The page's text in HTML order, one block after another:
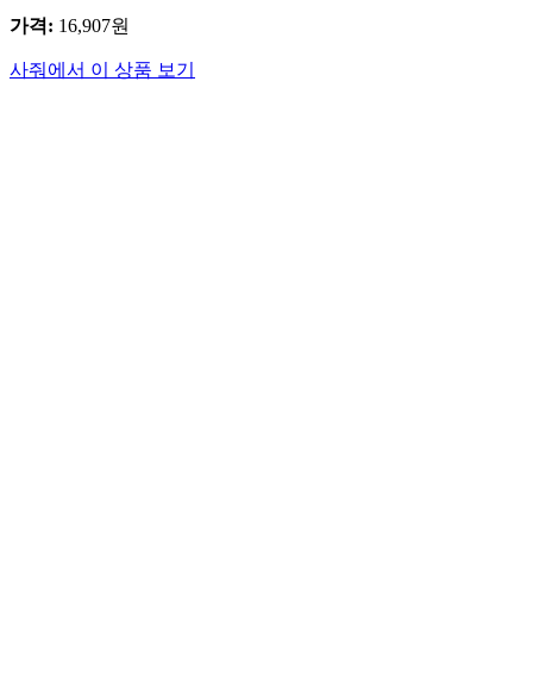
가격: 16,907원
사줘에서 이 상품 보기